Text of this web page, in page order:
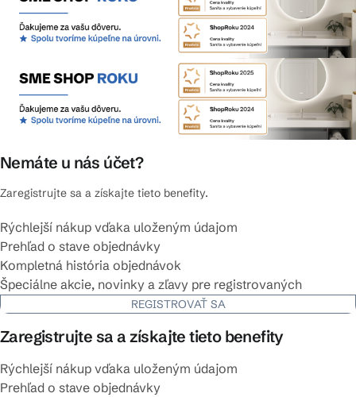
Nemáte u nás účet?
Zaregistrujte sa a získajte tieto benefity.
Rýchlejší nákup vďaka uloženým údajom
Prehľad o stave objednávky
Kompletná história objednávok
Špeciálne akcie, novinky a zľavy pre registrovaných
REGISTROVAŤ SA
Zaregistrujte sa a získajte tieto benefity
Rýchlejší nákup vďaka uloženým údajom
Prehľad o stave objednávky